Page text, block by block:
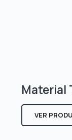
Material
VER